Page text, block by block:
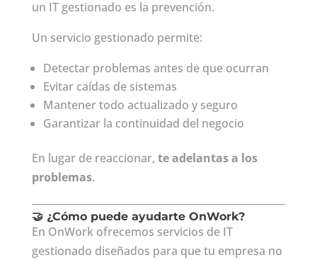
un IT gestionado es la prevención.
Un servicio gestionado permite:
Detectar problemas antes de que ocurran
Evitar caídas de sistemas
Mantener todo actualizado y seguro
Garantizar la continuidad del negocio
En lugar de reaccionar, te adelantas a los
problemas.
🤝 ¿Cómo puede ayudarte OnWork?
En OnWork ofrecemos servicios de IT
gestionado diseñados para que tu empresa no